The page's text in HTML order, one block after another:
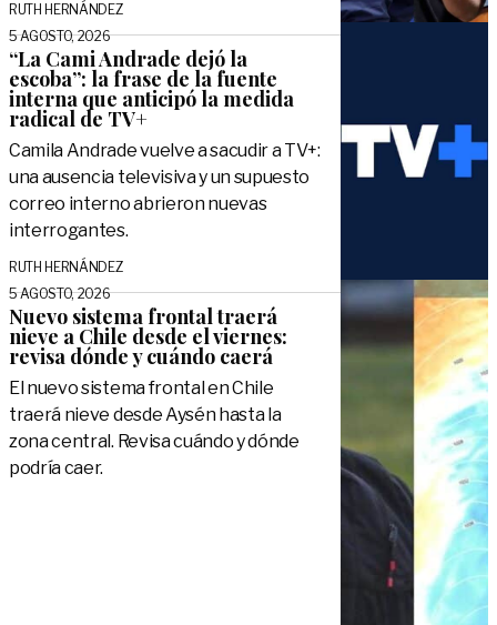
RUTH HERNÁNDEZ
5 AGOSTO, 2026
“La Cami Andrade dejó la
escoba”: la frase de la fuente
interna que anticipó la medida
radical de TV+
Camila Andrade vuelve a sacudir a TV+:
una ausencia televisiva y un supuesto
correo interno abrieron nuevas
interrogantes.
RUTH HERNÁNDEZ
5 AGOSTO, 2026
Nuevo sistema frontal traerá
nieve a Chile desde el viernes:
revisa dónde y cuándo caerá
El nuevo sistema frontal en Chile
traerá nieve desde Aysén hasta la
zona central. Revisa cuándo y dónde
podría caer.